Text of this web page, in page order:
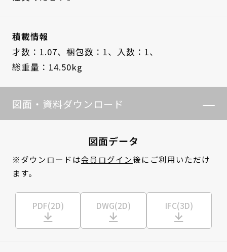
積載情報
才数：1.07、 梱包数：1、 入数：1、
総重量：14.50kg
図面・資料ダウンロード
図面データ
※ダウンロードは会員ログイン後にご利用いただけ
ます。
PDF(2D) DWG(2D) IFC(3D)